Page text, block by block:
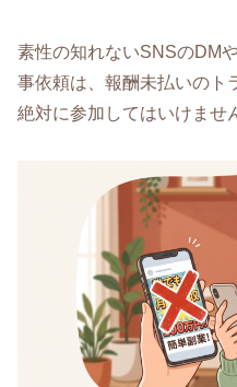
素性の知れないSNSのDM
事依頼は、報酬未払いのト
絶対に参加してはいけませ